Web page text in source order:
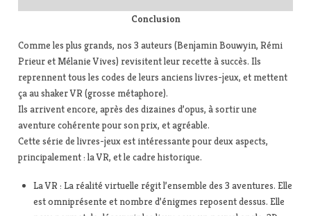
Conclusion
Comme les plus grands, nos 3 auteurs (Benjamin Bouwyin, Rémi
Prieur et Mélanie Vives) revisitent leur recette à succès. Ils
reprennent tous les codes de leurs anciens livres-jeux, et mettent
ça au shaker VR (grosse métaphore).
Ils arrivent encore, après des dizaines d’opus, à sortir une
aventure cohérente pour son prix, et agréable.
Cette série de livres-jeux est intéressante pour deux aspects,
principalement : la VR, et le cadre historique.
La VR : La réalité virtuelle régit l’ensemble des 3 aventures. Elle
est omniprésente et nombre d’énigmes reposent dessus. Elle